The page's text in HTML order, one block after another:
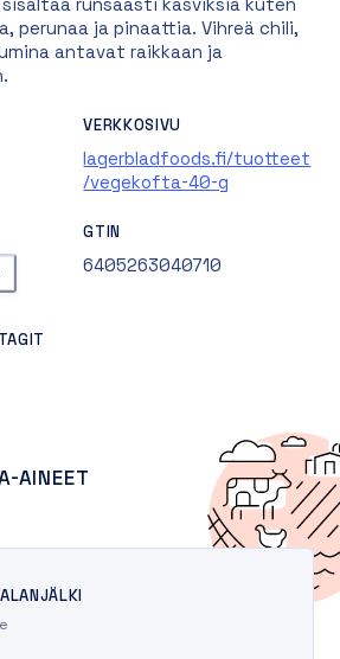
perunaa ja pinaattia. Vihreä chili,
antavat raikkaan ja
VERKKOSIVU
lagerbladfoods.fi/tuotteet
/vegekofta-40-g
GTIN
6405263040710
AINEET